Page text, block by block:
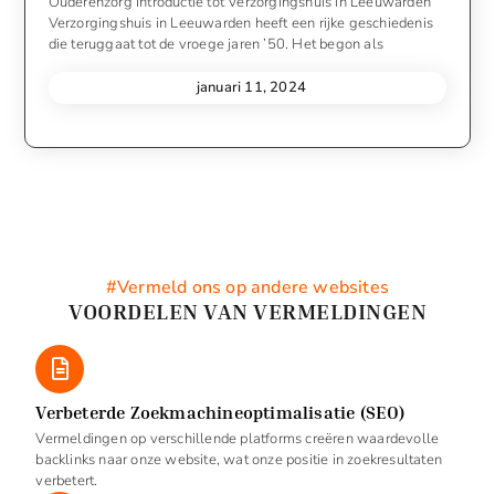
Verzorgingshuis in Leeuwarden heeft een rijke geschiedenis
die teruggaat tot de vroege jaren ’50. Het begon als
januari 11, 2024
#Vermeld ons op andere websites
VOORDELEN VAN VERMELDINGEN
Verbeterde Zoekmachineoptimalisatie (SEO)
Vermeldingen op verschillende platforms creëren waardevolle
backlinks naar onze website, wat onze positie in zoekresultaten
verbetert.